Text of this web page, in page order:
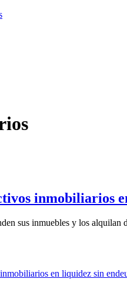
inmobiliarios
sus inmuebles y los